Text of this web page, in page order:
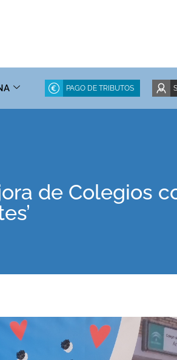
PAGO DE TRIBUTOS
de Colegios